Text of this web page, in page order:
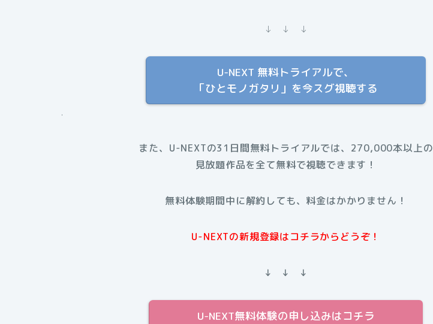
↓ ↓ ↓
U-NEXT 無料トライアルで、
「ひとモノガタリ」を今スグ視聴する
.
また、U-NEXTの31日間無料トライアルでは、270,000本以上の
見放題作品を全て無料で視聴できます！
無料体験期間中に解約しても、料金はかかりません！
U-NEXTの新規登録はコチラからどうぞ！
↓ ↓ ↓
U-NEXT無料体験の申し込みはコチラ